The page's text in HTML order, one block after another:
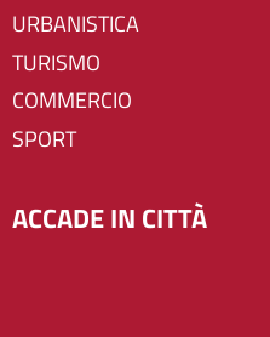
URBANISTICA
TURISMO
COMMERCIO
SPORT
ACCADE IN CITTÀ